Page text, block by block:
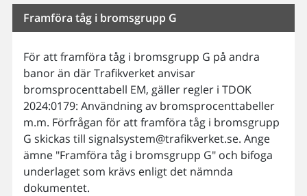
Framföra tåg i bromsgrupp G
För att framföra tåg i bromsgrupp G på andra
banor än där Trafikverket anvisar
bromsprocenttabell EM, gäller regler i TDOK
2024:0179: Användning av bromsprocenttabeller
m.m. Förfrågan för att framföra tåg i bromsgrupp
G skickas till signalsystem@trafikverket.se. Ange
ämne "Framföra tåg i bromsgrupp G" och bifoga
underlaget som krävs enligt det nämnda
dokumentet.